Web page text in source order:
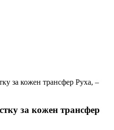
за кожен трансфер Руха, –
за кожен трансфер